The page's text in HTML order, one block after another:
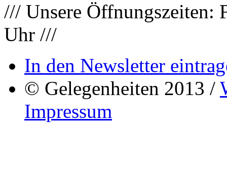
/// Unsere Öffnungszeiten:
Uhr ///
In den Newsletter
© Gelegenheiten 2013 /
Impressum